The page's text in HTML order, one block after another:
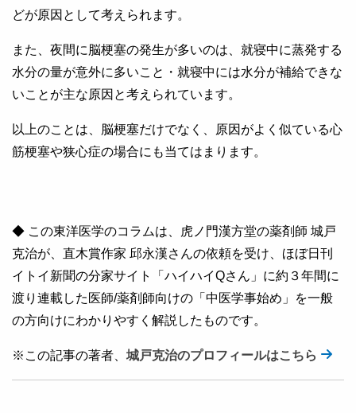
どが原因として考えられます。
また、夜間に脳梗塞の発生が多いのは、就寝中に蒸発する
水分の量が意外に多いこと・就寝中には水分が補給できな
いことが主な原因と考えられています。
以上のことは、脳梗塞だけでなく、原因がよく似ている心
筋梗塞や狭心症の場合にも当てはまります。
◆ この東洋医学のコラムは、虎ノ門漢方堂の薬剤師 城戸
克治が、直木賞作家 邱永漢さんの依頼を受け、ほぼ日刊
イトイ新聞の分家サイト「ハイハイQさん」に約３年間に
渡り連載した医師/薬剤師向けの「中医学事始め」を一般
の方向けにわかりやすく解説したものです。
※この記事の著者、 城戸克治のプロフィールはこちら